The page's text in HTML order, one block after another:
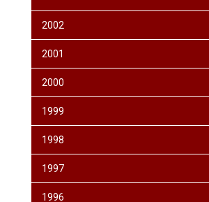
2002
2001
2000
1999
1998
1997
1996